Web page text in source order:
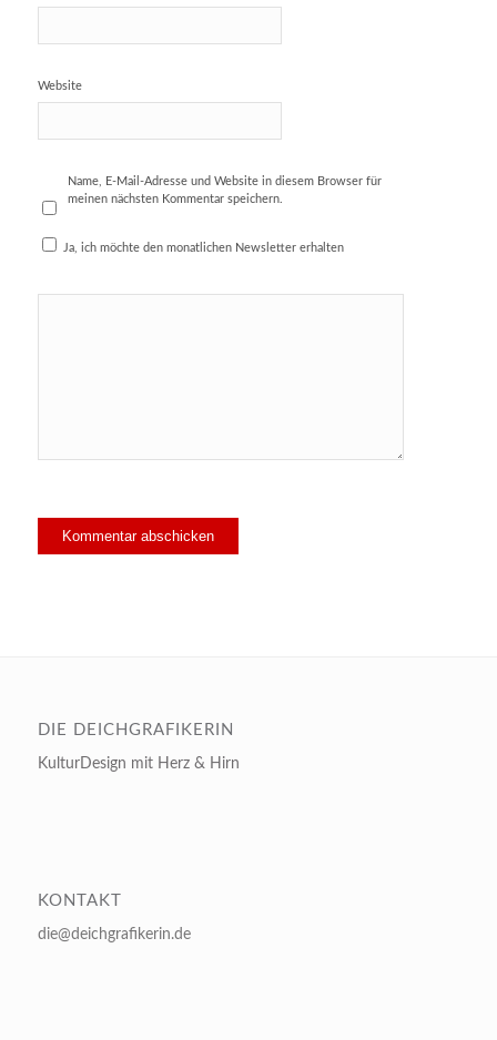
Website
Name, E-Mail-Adresse und Website in diesem Browser für
meinen nächsten Kommentar speichern.
Ja, ich möchte den monatlichen Newsletter erhalten
DIE DEICHGRAFIKERIN
KulturDesign mit Herz & Hirn
KONTAKT
die@deichgrafikerin.de